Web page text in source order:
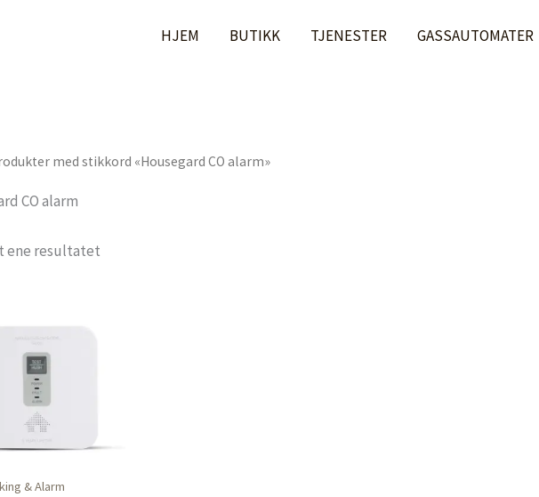
HJEM BUTIKK TJENESTER GASSAUTOMATER
med stikkord «Housegard CO alarm»
CO alarm
ene resultatet
& Alarm